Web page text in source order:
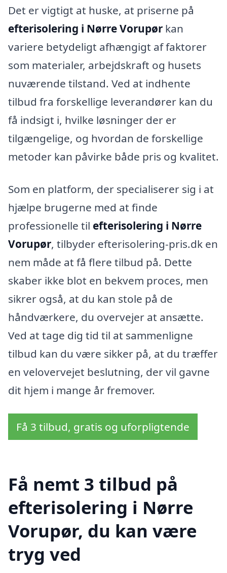
Det er vigtigt at huske, at priserne på
efterisolering i Nørre Vorupør kan
variere betydeligt afhængigt af faktorer
som materialer, arbejdskraft og husets
nuværende tilstand. Ved at indhente
tilbud fra forskellige leverandører kan du
få indsigt i, hvilke løsninger der er
tilgængelige, og hvordan de forskellige
metoder kan påvirke både pris og kvalitet.
Som en platform, der specialiserer sig i at
hjælpe brugerne med at finde
professionelle til efterisolering i Nørre
Vorupør, tilbyder efterisolering-pris.dk en
nem måde at få flere tilbud på. Dette
skaber ikke blot en bekvem proces, men
sikrer også, at du kan stole på de
håndværkere, du overvejer at ansætte.
Ved at tage dig tid til at sammenligne
tilbud kan du være sikker på, at du træffer
en velovervejet beslutning, der vil gavne
dit hjem i mange år fremover.
Få 3 tilbud, gratis og uforpligtende
Få nemt 3 tilbud på
efterisolering i Nørre
Vorupør, du kan være
tryg ved